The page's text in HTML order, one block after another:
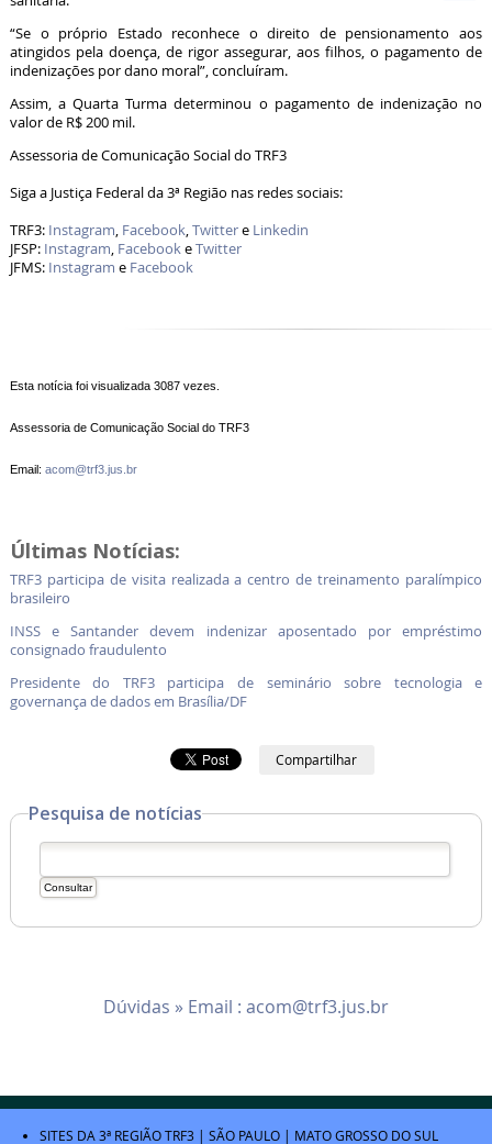
“Se o próprio Estado reconhece o direito de pensionamento aos
atingidos pela doença, de rigor assegurar, aos filhos, o pagamento de
indenizações por dano moral”, concluíram.
Assim, a Quarta Turma determinou o pagamento de indenização no
valor de R$ 200 mil.
Assessoria de Comunicação Social do TRF3
Siga a Justiça Federal da 3ª Região nas redes sociais:
TRF3: Instagram, Facebook,Twittere Linkedin
JFSP: Instagram, FacebookeTwitter
JFMS: Instagram e Facebook
Esta notícia foi visualizada 3087 vezes.
Assessoria de Comunicação Social do TRF3
Email: acom@trf3.jus.br
Últimas Notícias:
TRF3 participa de visita realizada a centro de treinamento paralímpico
brasileiro
INSS e Santander devem indenizar aposentado por empréstimo
consignado fraudulento
Presidente do TRF3 participa de seminário sobre tecnologia e
governança de dados em Brasília/DF
Compartilhar
Pesquisa de notícias
Dúvidas » Email : acom@trf3.jus.br
SITES DA 3ª REGIÃOTRF3 | SÃO PAULO | MATO GROSSO DO SUL